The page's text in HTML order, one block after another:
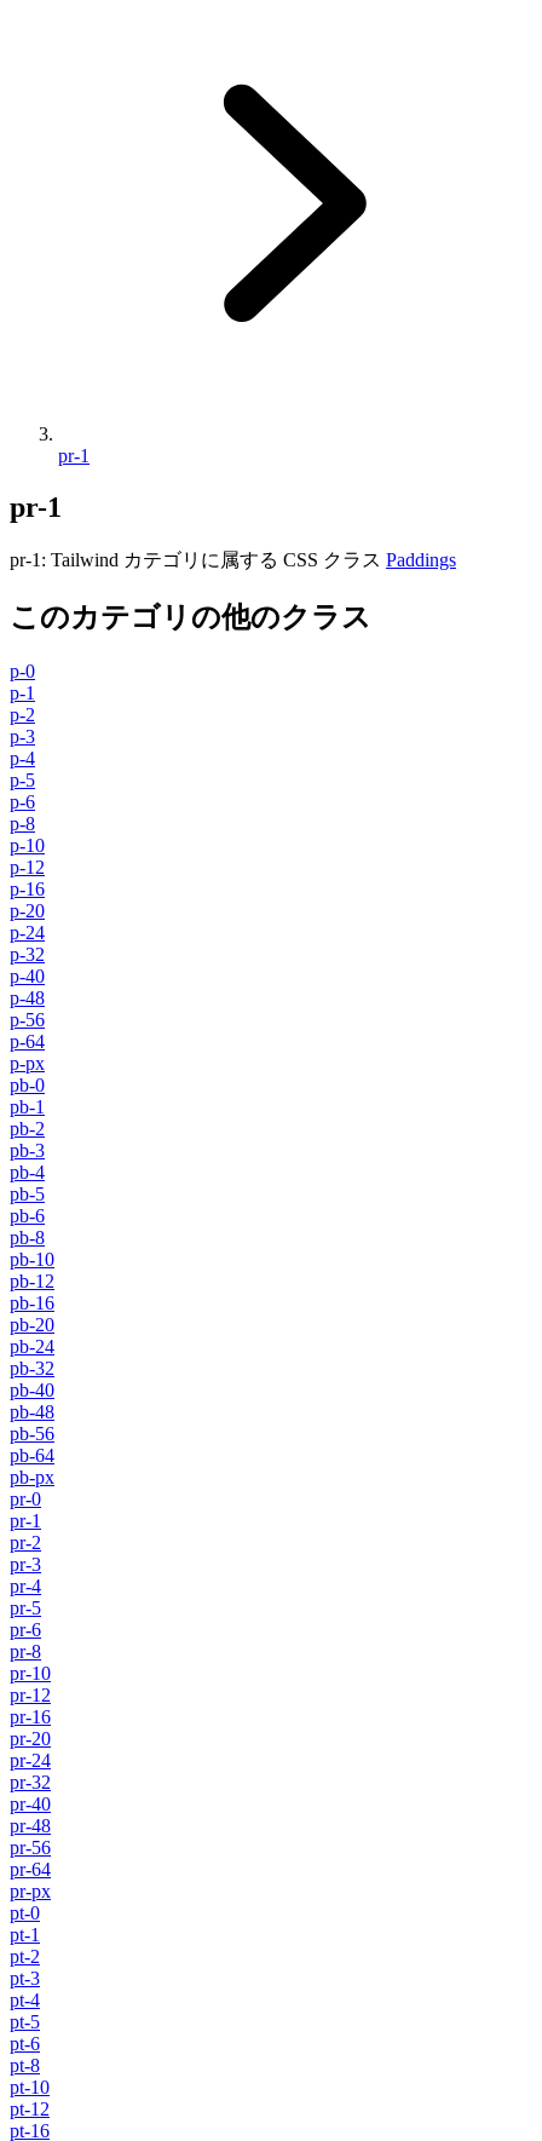
pr-1
pr-1
pr-1 : Tailwind カテゴリに属する​​ CSS クラス Paddings
このカテゴリの他のクラス
p-0
p-1
p-2
p-3
p-4
p-5
p-6
p-8
p-10
p-12
p-16
p-20
p-24
p-32
p-40
p-48
p-56
p-64
p-px
pb-0
pb-1
pb-2
pb-3
pb-4
pb-5
pb-6
pb-8
pb-10
pb-12
pb-16
pb-20
pb-24
pb-32
pb-40
pb-48
pb-56
pb-64
pb-px
pr-0
pr-1
pr-2
pr-3
pr-4
pr-5
pr-6
pr-8
pr-10
pr-12
pr-16
pr-20
pr-24
pr-32
pr-40
pr-48
pr-56
pr-64
pr-px
pt-0
pt-1
pt-2
pt-3
pt-4
pt-5
pt-6
pt-8
pt-10
pt-12
pt-16